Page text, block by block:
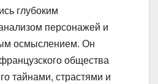
глубоким
персонажей и
осмыслением. Он
общества
тайнами, страстями и